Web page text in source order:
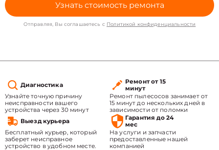
Узнать стоимость ремонта
Отправляя, Вы соглашаетесь с Политикой конфиденциальности
Диагностика
Узнайте точную причину
неисправности вашего
устройства через 30 минут
Ремонт от 15
минут
Ремонт пылесосов занимает от
15 минут до нескольких дней в
зависимости от поломки
Выезд курьера
Бесплатный курьер, который
заберет неисправное
устройство в удобном месте.
Гарантия до 24
мес
На услуги и запчасти
предоставленные нашей
компанией